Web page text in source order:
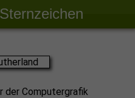
der Computergrafik